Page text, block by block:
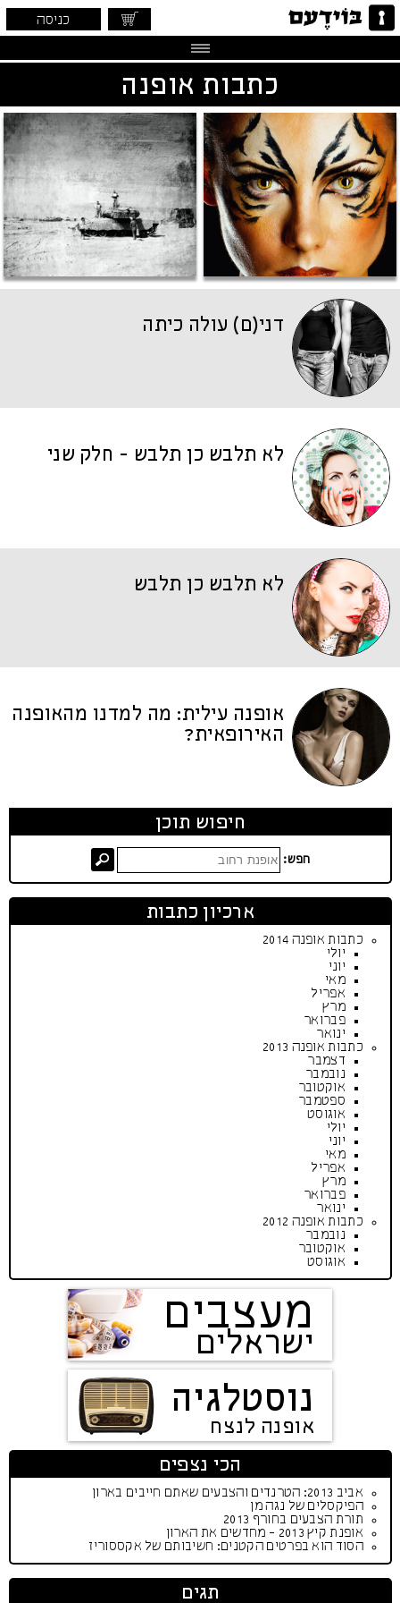
כניסה
כתבות אופנה
דני(ם) עולה כיתה
לא תלבש כן תלבש - חלק שני
לא תלבש כן תלבש
אופנה עילית: מה למדנו מהאופנה
האירופאית?
חיפוש תוכן
חפש:
ארכיון כתבות
כתבות אופנה 2014
יולי
יוני
מאי
אפריל
מרץ
פברואר
ינואר
כתבות אופנה 2013
דצמבר
נובמבר
אוקטובר
ספטמבר
אוגוסט
יולי
יוני
מאי
אפריל
מרץ
פברואר
ינואר
כתבות אופנה 2012
נובמבר
אוקטובר
אוגוסט
מעצבים
ישראלים
נוסטלגיה
אופנה לנצח
הכי נצפים
אביב 2013: הטרנדים והצבעים שאתם חייבים בארון
הפיקסלים של נגה מן
תורת הצבעים בחורף 2013
אופנת קיץ 2013 - מחדשים את הארון
הסוד הוא בפרטים הקטנים: חשיבותם של אקססוריז
תגים